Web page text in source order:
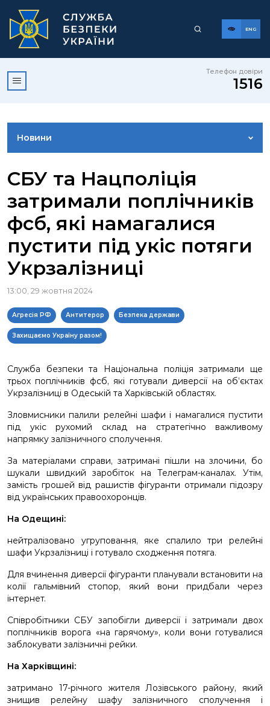
ENG
Телефон довіри
1516
Новини
ВІДЕОГАЛЕРЕЯ
КОНТАКТИ ПРЕСЦЕНТРУ
СБУ та Нацполіція
затримали поплічників
фсб, які намагалися
пустити під укіс потяги
Укрзалізниці
13:00, 29 жовтня 2024
Агресія РФ Антитерор Безпека держави
Захищаємо Україну разом!
Служба безпеки та Національна поліція затримали ще
трьох поплічників фсб, які готували диверсії на об’єктах
Укрзалізниці в Одеській та Харківській областях.
Зловмисники палили релейні шафи і намагалися пустити
під укіс рухомий склад на стратегічно важливому
напрямку залізничного сполучення.
За матеріалами справи, затримані пішли на злочини, бо
шукали швидкий заробіток на Телеграм-каналах. Утім,
замість грошей від рашистів фігуранти отримали підозру
від українських правоохоронців.
На Одещині:
нейтралізовано угруповання, яке спалило три релейні
шафи Укрзалізниці і готувало сходження потяга.
Для вчинення диверсії фігуранти планували встановити на
колії гальмівний стопор, який вони придбали через
інтернет.
Співробітники СБУ запобігли диверсії і затримали двох
поплічників ворога «на гарячому», коли вони готувалися
заблокувати залізничні рейки.
На Харківщині:
затримано 17-річного жителя Лозівського району, який
знищив релейну шафу залізничного сполучення і